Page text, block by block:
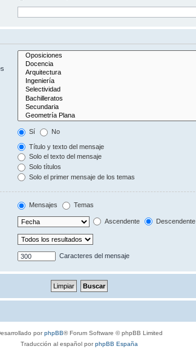
Sí No
Título y texto del mensaje
Solo el texto del mensaje
Solo títulos
Solo el primer mensaje de los temas
Mensajes Temas
Ascendente Descendente
Caracteres del mensaje
porphpBB® Forum Software © phpBB Limited
Traducción al español porphpBB España